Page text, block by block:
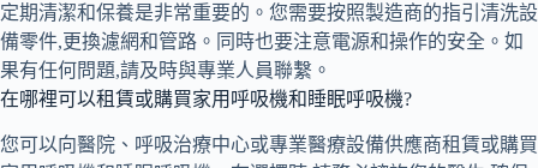
定期清潔和保養是非常重要的。您需要按照製造商的指引清洗設
備零件,更換濾網和管路。同時也要注意電源和操作的安全。如
果有任何問題,請及時與專業人員聯繫。
在哪裡可以租賃或購買家用呼吸機和睡眠呼吸機?
您可以向醫院、呼吸治療中心或專業醫療設備供應商租賃或購買